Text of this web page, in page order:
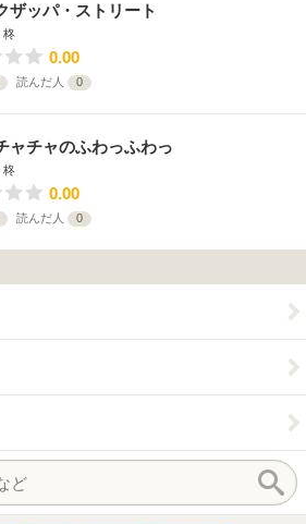
ザッパ・ストリート
柊
0.00
読んだ人 0
ャチャのふわっふわっ
柊
0.00
読んだ人 0